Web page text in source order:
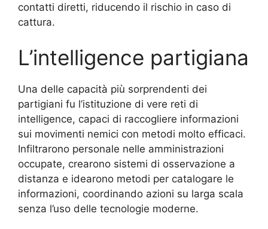
contatti diretti, riducendo il rischio in caso di
cattura.
L’intelligence partigiana
Una delle capacità più sorprendenti dei
partigiani fu l’istituzione di vere reti di
intelligence, capaci di raccogliere informazioni
sui movimenti nemici con metodi molto efficaci.
Infiltrarono personale nelle amministrazioni
occupate, crearono sistemi di osservazione a
distanza e idearono metodi per catalogare le
informazioni, coordinando azioni su larga scala
senza l’uso delle tecnologie moderne.